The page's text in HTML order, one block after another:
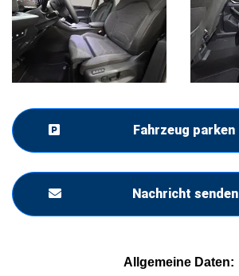
Fahrzeug parken
Nachricht senden
Allgemeine Daten: